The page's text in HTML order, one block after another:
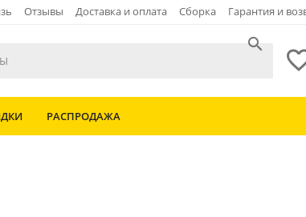
Отзывы Доставка и оплата Сборка Гарантия и

РАСПРОДАЖА